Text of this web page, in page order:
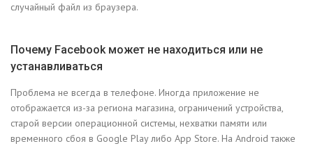
случайный файл из браузера.
Почему Facebook может не находиться или не
устанавливаться
Проблема не всегда в телефоне. Иногда приложение не
отображается из-за региона магазина, ограничений устройства,
старой версии операционной системы, нехватки памяти или
временного сбоя в Google Play либо App Store. На Android также